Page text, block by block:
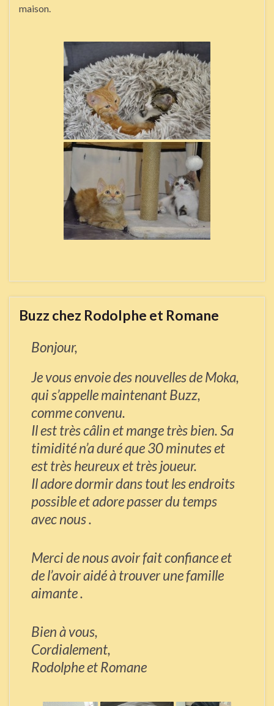
maison.
Buzz chez Rodolphe et Romane
Bonjour,
Je vous envoie des nouvelles de Moka,
qui s’appelle maintenant Buzz,
comme convenu.
Il est très câlin et mange très bien. Sa
timidité n’a duré que 30 minutes et
est très heureux et très joueur.
Il adore dormir dans tout les endroits
possible et adore passer du temps
avec nous .
Merci de nous avoir fait confiance et
de l’avoir aidé à trouver une famille
aimante .
Bien à vous,
Cordialement,
Rodolphe et Romane